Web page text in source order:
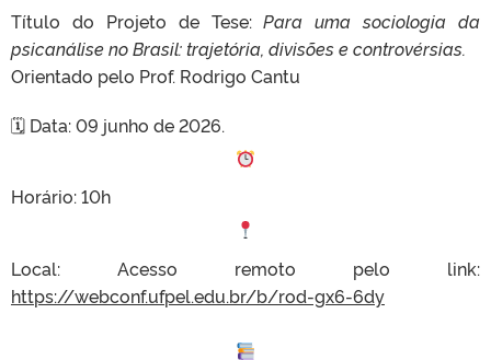
Título do Projeto de Tese:Para uma sociologia da
psicanálise no Brasil: trajetória, divisões e controvérsias.
Orientado pelo Prof. Rodrigo Cantu
🗓 Data: 09 junho de 2026.
Horário: 10h
Local: Acesso remoto pelo link:
https://webconf.ufpel.edu.br/b/rod-gx6-6dy